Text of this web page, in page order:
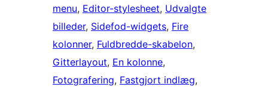
menu, Editor-stylesheet, Udvalgte
billeder, Sidefod-widgets, Fire
kolonner, Fuldbredde-skabelon
Gitterlayout, En kolonne
Fotografering, Fastgjort indlæg